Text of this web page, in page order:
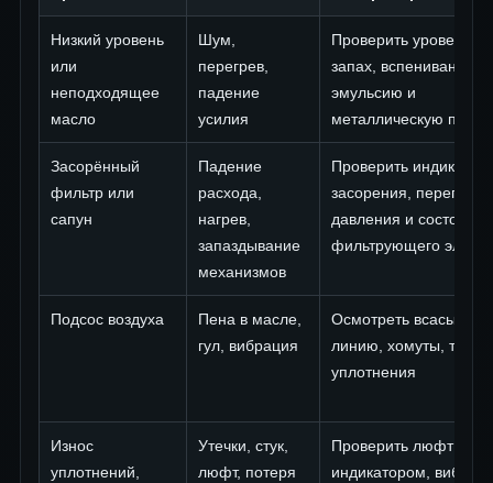
Низкий уровень
или
неподходящее
масло
Шум,
перегрев,
падение
усилия
Проверить уровень,
запах, вспенивание,
эмульсию и
металлическую пыль
Засорённый
фильтр или
сапун
Падение
расхода,
нагрев,
запаздывание
механизмов
Проверить индикатор
засорения, перепад
давления и состояние
фильтрующего
Подсос воздуха
Пена в масле,
гул, вибрация
Осмотреть
линию, хомуты,
уплотнения
Износ
уплотнений,
Утечки, стук,
люфт, потеря
Проверить люфт
индикатором,